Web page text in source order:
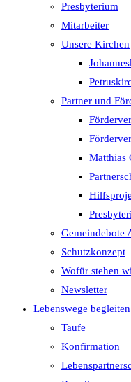
Presbyterium
Mitarbeiter
Unsere Kirchen
Partner und
Matthias
Gemeindebote
Schutzkonzept
Wofür stehen
Newsletter
Lebenswege begleiten
Taufe
Konfirmation